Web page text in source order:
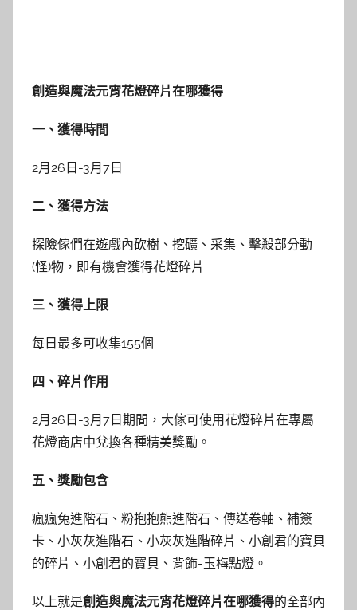
創造與魔法元宵花燈碎片在哪獲得
一、獲得時間
2月26日-3月7日
二、獲得方法
探險傢們在遊戲內砍樹、挖礦、采集、擊殺部分動
(怪)物，即有機會獲得花燈碎片
三、獲得上限
每日最多可收集155個
四、碎片作用
2月26日-3月7日期間，大傢可使用花燈碎片在專屬
花燈商店中兌換各種精美獎勵。
五、獎勵包含
瘋瘋兔進階石、粉抱抱熊進階石、傳送卷軸、補簽
卡、小灰灰進階石、小灰灰進階碎片、小創君的寶貝
的碎片、小創君的寶貝、背飾-玉梅點燈。
以上就是創造與魔法元宵花燈碎片在哪獲得的全部內